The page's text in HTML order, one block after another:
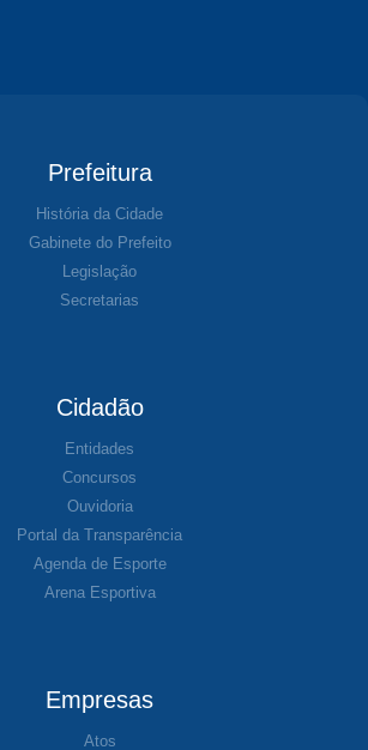
Prefeitura
História da Cidade
Gabinete do Prefeito
Legislação
Secretarias
Cidadão
Entidades
Concursos
Ouvidoria
Portal da Transparência
Agenda de Esporte
Arena Esportiva
Empresas
Atos